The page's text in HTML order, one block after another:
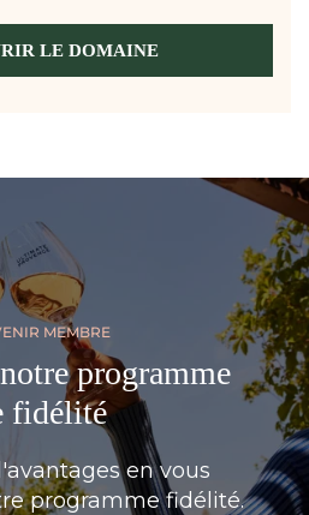
LE DOMAINE
MEMBRE
programme
fidélité
en vous
programme fidélité.